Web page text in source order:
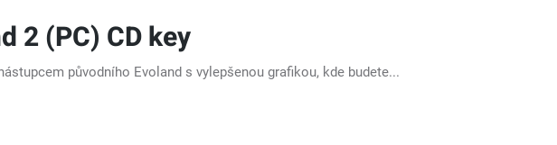
2 (PC) CD key
původního Evoland s vylepšenou grafikou, kde budete...